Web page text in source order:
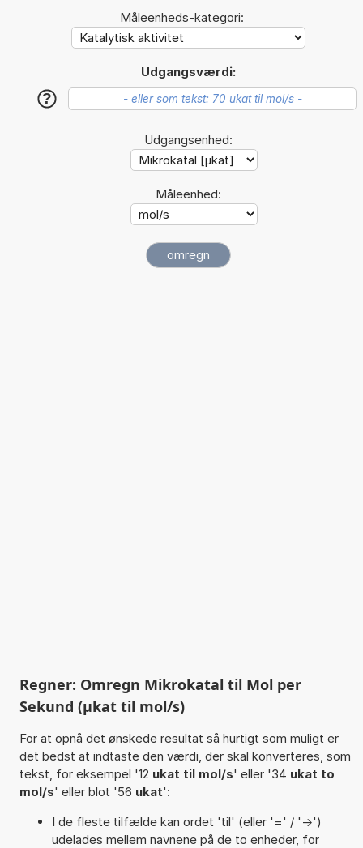
Måleenheds-kategori:
Udgangsværdi:
?
Udgangsenhed:
Måleenhed:
Regner: Omregn Mikrokatal til Mol per
Sekund (µkat til mol/s)
For at opnå det ønskede resultat så hurtigt som muligt er
det bedst at indtaste den værdi, der skal konverteres, som
tekst, for eksempel '12 ukat til mol/s' eller '34 ukat to
mol/s' eller blot '56 ukat':
I de fleste tilfælde kan ordet 'til' (eller '=' / '->')
udelades mellem navnene på de to enheder, for